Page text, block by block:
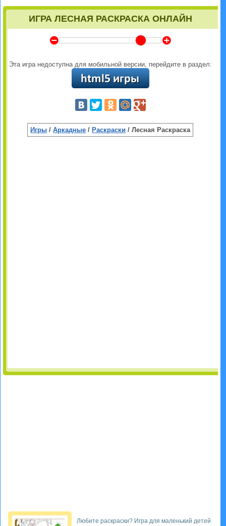
ИГРА ЛЕСНАЯ РАСКРАСКА ОНЛАЙН
Y Z
Эта игра недоступна для мобильной версии, перейдите в раздел:
Игры /Аркадные / Раскраcки / Лесная Раскраска
Любите раскраски? Игра для маленький детей